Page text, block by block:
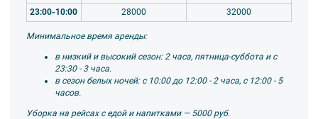
23:00-10:00
28000 32000
Минимальное время аренды:
в низкий и высокий сезон: 2 часа, пятница-суббота и с
23:30 - 3 часа.
в сезон белых ночей: с 10:00 до 12:00 - 2 часа, с 12:00 - 5
часов.
Уборка на рейсах с едой и напитками — 5000 руб.